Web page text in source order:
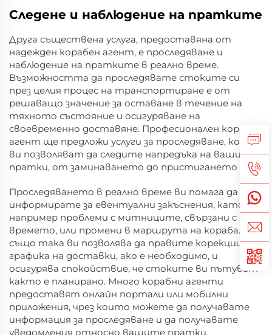
Следене и наблюдение на пратките
Друга съществена услуга, предоставяна от
надежден корабен агент, е проследяване и
наблюдение на пратките в реално време.
Възможността да проследявате стоките си
през целия процес на транспортиране е от
решаващо значение за оставане в течение на
тяхното състояние и осигуряване на
своевременно доставяне. Професионален корабен
агент ще предложи услуги за проследяване, които
ви позволяват да следите напредъка на вашите
пратки, от заминаването до пристигането им.
Проследяването в реално време ви помага да се
информирате за евентуални закъснения, като
например проблеми с митниците, свързани с
времето, или промени в маршрута на кораба. То
също така ви позволява да правите корекции в
графика на доставки, ако е необходимо, и
осигурява спокойствие, че стоките ви пътуват
както е планирано. Много корабни агенти
предоставят онлайн портали или мобилни
приложения, чрез които можете да получавате
информация за проследяване и да получавате
уведомления относно вашите пратки.